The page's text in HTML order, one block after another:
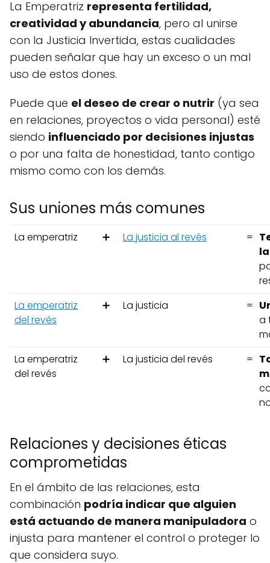
La Emperatriz representa fertilidad,
creatividad y abundancia, pero al unirse
con la Justicia Invertida, estas cualidades
pueden señalar que hay un exceso o un mal
uso de estos dones.
Puede que el deseo de crear o nutrir (ya sea
en relaciones, proyectos o vida personal) esté
siendo influenciado por decisiones injustas
o por una falta de honestidad, tanto contigo
mismo como con los demás.
Sus uniones más comunes
La emperatriz ➕ La justicia al revés =
La emperatriz
del revés
➕ La justicia =
a
La emperatriz
del revés
➕ La justicia del revés =
Relaciones y decisiones éticas
comprometidas
En el ámbito de las relaciones, esta
combinación podría indicar que alguien
está actuando de manera manipuladora o
injusta para mantener el control o proteger lo
que considera suyo.